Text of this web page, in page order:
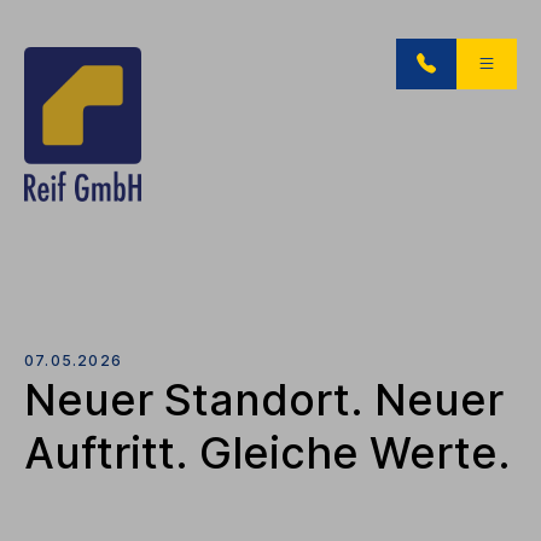
07.05.2026
Neuer Standort. Neuer
Auftritt. Gleiche Werte.